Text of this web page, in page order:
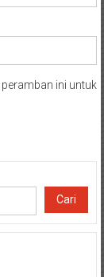
ini untuk
Cari